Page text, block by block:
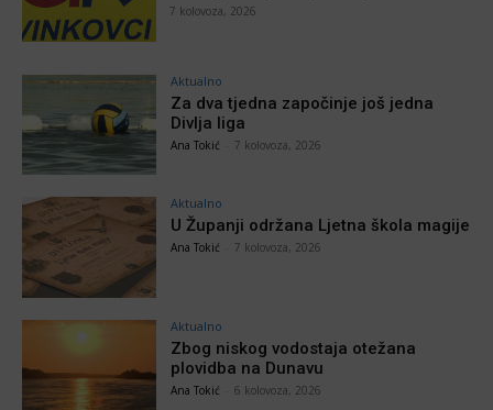
7 kolovoza, 2026
Aktualno
Za dva tjedna započinje još jedna
Divlja liga
Ana Tokić 7 kolovoza, 2026
Aktualno
U Županji održana Ljetna škola magije
Ana Tokić 7 kolovoza, 2026
Aktualno
Zbog niskog vodostaja otežana
plovidba na Dunavu
Ana Tokić 6 kolovoza, 2026